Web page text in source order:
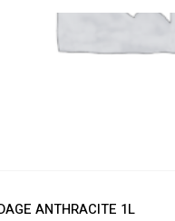
ANTHRACITE 1L